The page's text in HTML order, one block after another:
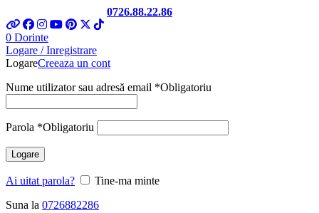
0726.88.22.86
0 Dorinte
Logare / Inregistrare
LogareCreeaza un cont
Nume utilizator sau adresă email *Obligatoriu
Parola *Obligatoriu
Logare
Ai uitat parola?
Tine-ma minte
Suna la 0726882286